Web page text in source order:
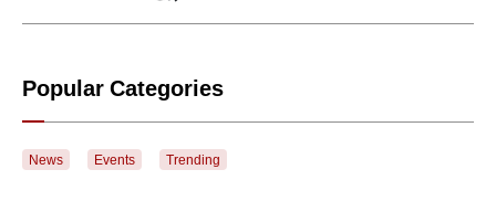
Popular Categories
News Events Trending